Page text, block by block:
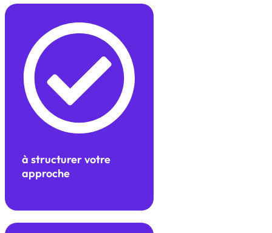
à structurer votre
approche